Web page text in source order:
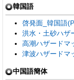
韓国語
啓発面_韓国語
洪水・土砂ハザ
高潮ハザードマ
津波ハザードマ
中国語簡体